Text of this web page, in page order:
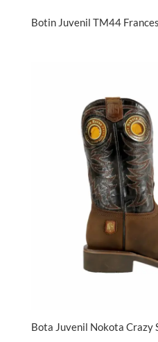
Botin Juvenil TM44
Bota Juvenil Nokota Crazy